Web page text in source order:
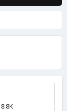
8.8K